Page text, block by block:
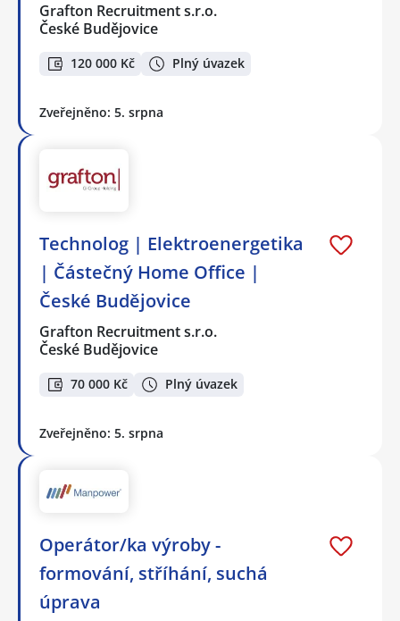
Grafton Recruitment s.r.o.
České Budějovice
120 000 Kč Plný úvazek
Zveřejněno: 5. srpna
Technolog | Elektroenergetika
| Částečný Home Office |
České Budějovice
Grafton Recruitment s.r.o.
České Budějovice
70 000 Kč Plný úvazek
Zveřejněno: 5. srpna
Operátor/ka výroby -
formování, stříhání, suchá
úprava